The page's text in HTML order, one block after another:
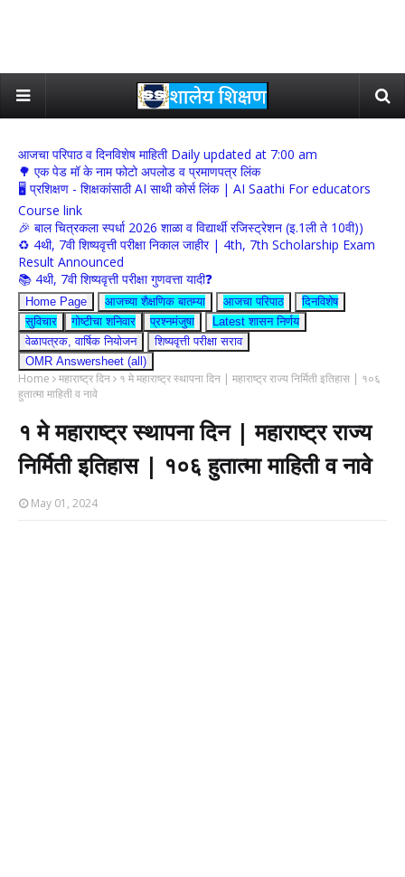
आजचा परिपाठ व दिनविशेष माहिती Daily updated at 7:00 am
🌳 एक पेड मॉ के नाम फोटो अपलोड व प्रमाणपत्र लिंक
🖥 प्रशिक्षण - शिक्षकांसाठी AI साथी कोर्स लिंक | AI Saathi For educators
Course link
🎉 बाल चित्रकला स्पर्धा 2026 शाळा व विद्यार्थी रजिस्ट्रेशन (इ.1ली ते 10वी))
♻️ 4थी, 7वी शिष्यवृत्ती परीक्षा निकाल जाहीर | 4th, 7th Scholarship Exam
Result Announced
📚 4थी, 7वी शिष्यवृत्ती परीक्षा गुणवत्ता यादी❓
Home Page आजच्या शैक्षणिक बातम्या आजचा परिपाठ
दिनविशेष
सुविचार
गोष्टीचा शनिवार प्रश्नमंजुषा
Latest शासन निर्णय
वेळापत्रक, वार्षिक नियोजन
शिष्यवृत्ती परीक्षा सराव
OMR Answersheet (all)
Home महाराष्ट्र दिन
१ मे महाराष्ट्र स्थापना दिन | महाराष्ट्र राज्य निर्मिती इतिहास | १०६
हुतात्मा माहिती व नावे
१ मे महाराष्ट्र स्थापना दिन | महाराष्ट्र राज्य
निर्मिती इतिहास | १०६ हुतात्मा माहिती व नावे
May 01, 2024